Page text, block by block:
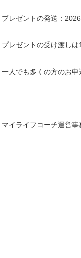
プレゼントの発送：
プレゼントの受け渡しは
一人でも多くの方のお申
マイライフコーチ運営事